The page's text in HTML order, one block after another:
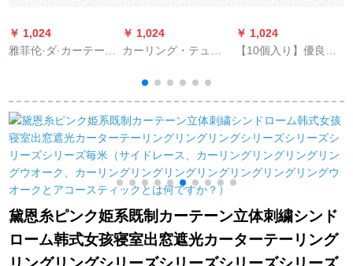
￥ 1,024
雅菲伦·ダ·カーテーン
し彫刻りの水溶刺繍
モダ·寝室田園シン半
遮光米黄
￥ 1,024
カーリング・テュー
ングのカーリング・
ティン・テュー風呂
のカーリングリング
リング・リッキング
のフには、小さらの
グリップのリングが
あります。50个の纯
304个の厚い手のステ
ィンレット【100个の
平たいリフ】
￥ 1,024
【10個入り】優良品
す。ニバサルション
は大径のナノ静音ロ
マーロドの吊り輪カ
ーリングリングで
す。重さは44 mmで
は10個入ります。
黛恩糸ピンク姫系既制カーテーン立体刺繍シンド
ローム韩式女孩寝室出窓遮光カーターテーリング